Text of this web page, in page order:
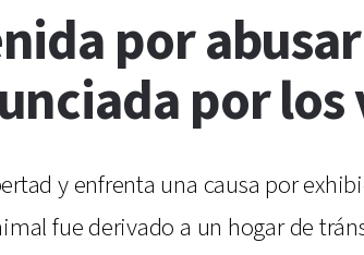
por
por los
y enfrenta una causa por
fue derivado a un hogar de